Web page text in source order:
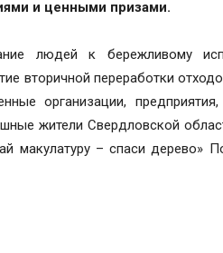
и ценными призами.
людей к бережливому
вторичной переработки
организации,
жители Свердловской
макулатуру – спаси дерево»